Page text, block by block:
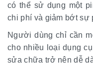
có thể sử dụng một
chi phí và giảm bớt sự
Người dùng chỉ cần
cho nhiều loại dụng
sửa chữa trở nên dễ